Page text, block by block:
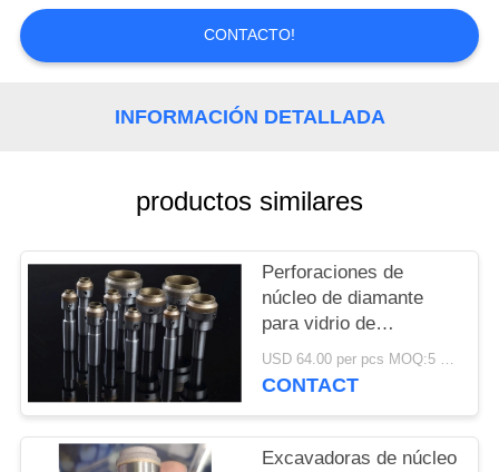
NOTICIAS
DEL
SITIO
PRIVACY
POLICY
CONTACTO!
INFORMACIÓN DETALLADA
productos similares
Perforaciones de
núcleo de diamante
para vidrio de
automóviles utilizadas
en máquinas Bystronic
USD 64.00 per pcs MOQ:5 piezas
CONTACT
Excavadoras de núcleo